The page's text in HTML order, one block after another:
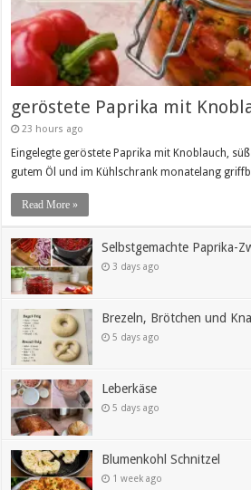
geröstete Paprika mit
23 hours ago
Eingelegte geröstete Paprika mit Knoblauch,
gutem Öl und im Kühlschrank monatelang
Read More »
Selbstgemachte Paprika-
3 days ago
Brezeln, Brötchen und
5 days ago
Leberkäse
5 days ago
Blumenkohl Schnitzel
1 week ago